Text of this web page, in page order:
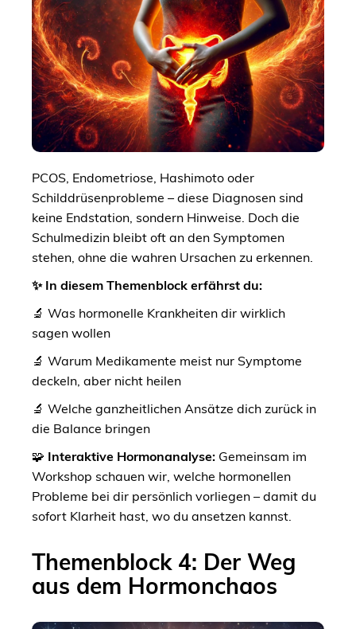
PCOS, Endometriose, Hashimoto oder
Schilddrüsenprobleme – diese Diagnosen sind
keine Endstation, sondern Hinweise. Doch die
Schulmedizin bleibt oft an den Symptomen
stehen, ohne die wahren Ursachen zu erkennen.
✨ In diesem Themenblock erfährst du:
🔬 Was hormonelle Krankheiten dir wirklich
sagen wollen
🔬 Warum Medikamente meist nur Symptome
deckeln, aber nicht heilen
🔬 Welche ganzheitlichen Ansätze dich zurück in
die Balance bringen
🧩 Interaktive Hormonanalyse: Gemeinsam im
Workshop schauen wir, welche hormonellen
Probleme bei dir persönlich vorliegen – damit du
sofort Klarheit hast, wo du ansetzen kannst.
Themenblock 4: Der Weg
aus dem Hormonchaos